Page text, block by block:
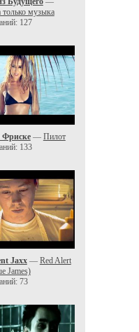
только музыка
127
— Пилот
133
Jaxx— Red Alert
James)
73